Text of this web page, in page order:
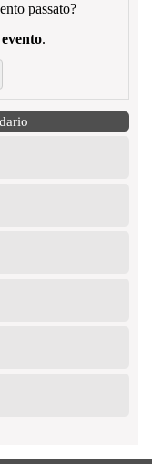
passato?
.